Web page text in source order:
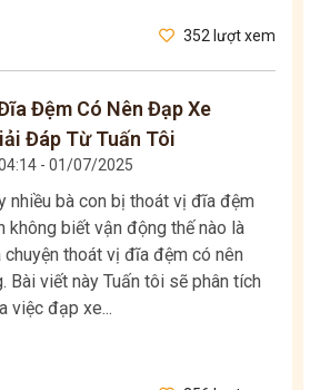
352 lượt xem
Đệm Có Nên Đạp Xe
Đáp Từ Tuấn Tôi
- 01/07/2025
nhiều bà con bị thoát vị đĩa đệm
không biết vận động thế nào là
thoát vị đĩa đệm có nên
Bài viết này Tuấn tôi sẽ phân tích
việc đạp xe...